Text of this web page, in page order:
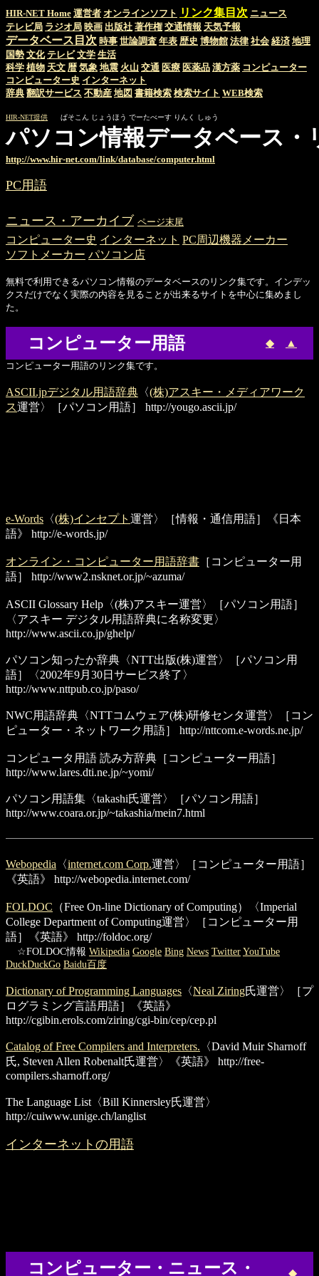
HIR-NET Home 運営者 オンラインソフト リンク集目次 ニュース
テレビ局 ラジオ局 映画 出版社 著作権 交通情報 天気予報
データベース目次 時事 世論調査 年表 歴史 博物館 法律 社会 経済 地理
国勢 文化 テレビ 文学 生活
科学 植物 天文 暦 気象 地震 火山 交通 医療 医薬品 漢方薬 コンピューター
コンピューター史 インターネット
辞典 翻訳サービス 不動産 地図 書籍検索 検索サイト WEB検索
HIR-NET提供 ぱそこん じょうほう でーたべーす りんく しゅう
パソコン情報データベース・
http://www.hir-net.com/link/database/computer.html
PC用語
ニュース・アーカイブ ページ末尾
コンピューター史 インターネット PC周辺機器メーカー
ソフトメーカー パソコン店
無料で利用できるパソコン情報のデータベースのリンク集です。インデッ
クスだけでなく実際の内容を見ることが出来るサイトを中心に集めまし
た。
コンピューター用語 ◆ ▲
コンピューター用語のリンク集です。
ASCII.jpデジタル用語辞典 〈(株)アスキー・メディアワーク
ス運営〉［パソコン用語］ http://yougo.ascii.jp/
e-Words 〈(株)インセプト 運営〉［情報・通信用語］《日本
語》
http://e-words.jp/
オンライン・コンピューター用語辞書 ［コンピューター用
語］
http://www2.nsknet.or.jp/~azuma/
ASCII Glossary Help 〈(株)アスキー運営〉［パソコン用語］
〈アスキー デジタル用語辞典に名称変更〉
http://www.ascii.co.jp/ghelp/
パソコン知ったか辞典 〈NTT出版(株)運営〉［パソコン用
語］〈2002年9月30日サービス終了〉
http://www.nttpub.co.jp/paso/
NWC用語辞典 〈NTTコムウェア(株)研修センタ運営〉［コン
ピューター・ネットワーク用語］
http://nttcom.e-words.ne.jp/
コンピュータ用語 読み方辞典 ［コンピューター用語］
http://www.lares.dti.ne.jp/~yomi/
パソコン用語集 〈takashi氏運営〉［パソコン用語］
http://www.coara.or.jp/~takashia/mein7.html
Webopedia 〈internet.com Corp.運営〉［コンピューター用語］
《英語》
http://webopedia.internet.com/
FOLDOC （Free On-line Dictionary of Computing）〈Imperial
College Department of Computing運営〉［コンピューター用
語］《英語》
http://foldoc.org/
☆FOLDOC情報 Wikipedia Google Bing News Twitter YouTube
DuckDuckGo Baidu百度
Dictionary of Programming Languages 〈Neal Ziring氏運営〉［プ
ログラミング言語用語］《英語》
http://cgibin.erols.com/ziring/cgi-bin/cep/cep.pl
Catalog of Free Compilers and Interpreters. 〈David Muir Sharnoff
氏, Steven Allen Robenalt氏運営〉《英語》
http://free-
compilers.sharnoff.org/
The Language List 〈Bill Kinnersley氏運営〉
http://cuiwww.unige.ch/langlist
インターネットの用語
コンピューター・ニュース・ ◆